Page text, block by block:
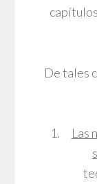
De tales
Las